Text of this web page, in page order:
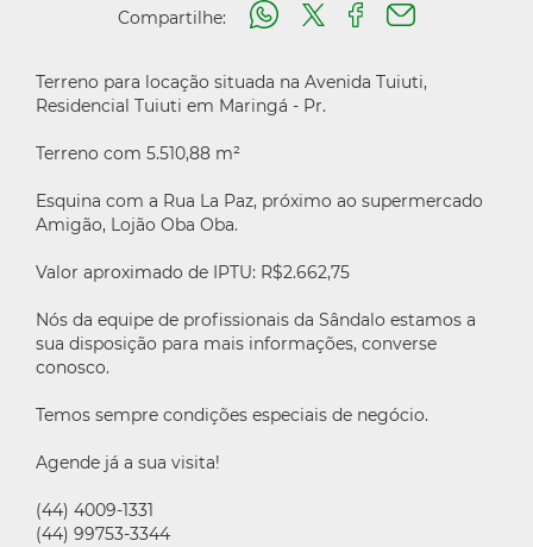
Compartilhe:
Terreno para locação situada na Avenida Tuiuti,
Residencial Tuiuti em Maringá - Pr.
Terreno com 5.510,88 m²
Esquina com a Rua La Paz, próximo ao supermercado
Amigão, Lojão Oba Oba.
Valor aproximado de IPTU: R$2.662,75
Nós da equipe de profissionais da Sândalo estamos a
sua disposição para mais informações, converse
conosco.
Temos sempre condições especiais de negócio.
Agende já a sua visita!
(44) 4009-1331
(44) 99753-3344